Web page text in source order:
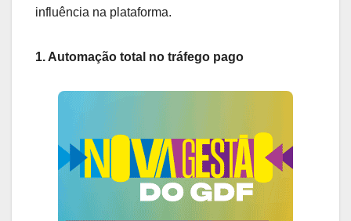
influência na plataforma.
1. Automação total no tráfego pago